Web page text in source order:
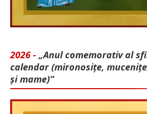
2026 - „Anul comemorativ al
calendar (mironosițe,
și mame)”